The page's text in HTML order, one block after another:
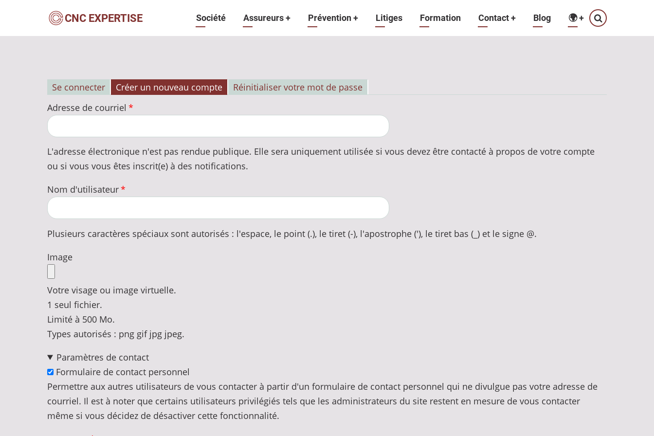
contenu
CNC EXPERTISE
Navigation
Société Assureurs+ Prévention+ Litiges Formation Contact+ Blog 🌍+
Onglets
principaux
Se connecter Créer un nouveau compte
Réinitialiser votre mot de passe
Adresse de courriel
L'adresse électronique n'est pas rendue publique. Elle sera uniquement utilisée si vous devez être contacté à propos de votre compte
ou si vous vous êtes inscrit(e) à des notifications.
Nom d'utilisateur
Plusieurs caractères spéciaux sont autorisés : l'espace, le point (.), le tiret (-), l'apostrophe ('), le tiret bas (_) et le signe @.
Image
Votre visage ou image virtuelle.
1 seul fichier.
Limité à 500 Mo.
Types autorisés : png gif jpg jpeg.
Paramètres de contact
Formulaire de contact personnel
Permettre aux autres utilisateurs de vous contacter à partir d'un formulaire de contact personnel qui ne divulgue pas votre adresse de
courriel. Il est à noter que certains utilisateurs privilégiés tels que les administrateurs du site restent en mesure de vous contacter
même si vous décidez de désactiver cette fonctionnalité.